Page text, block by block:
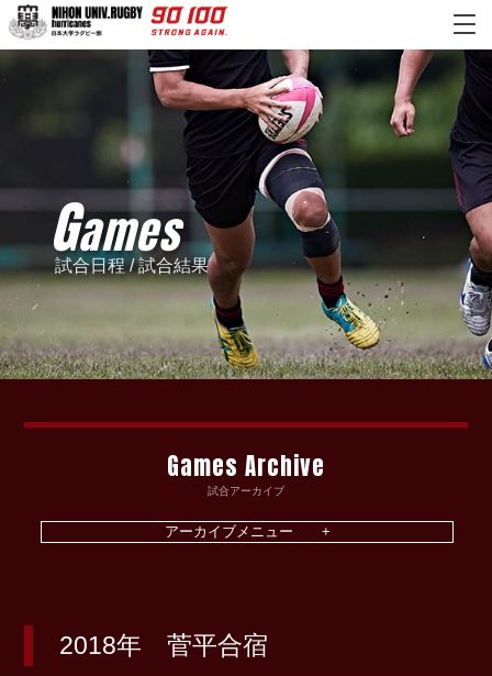
Games
試合日程 / 試合結果
Games Archive
試合アーカイブ
2018年 菅平合宿